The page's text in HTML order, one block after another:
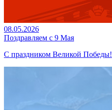
08.05.2026
Поздравляем с 9 Мая
С праздником Великой Победы!